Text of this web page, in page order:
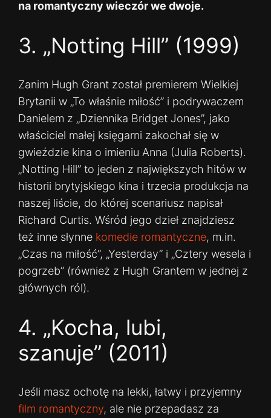
na romantyczny wieczór we dwoje.
3. „Notting Hill” (1999)
Zanim Hugh Grant został premierem Wielkiej
Brytanii w „To właśnie miłość” i podrywaczem
Danielem z „Dziennika Bridget Jones”, jako
właściciel małej księgarni zakochał się w
gwieździe kina o imieniu Anna (Julia Roberts).
„Notting Hill” to jeden z największych hitów w
historii brytyjskiego kina i trzecia produkcja na
naszej liście, do której scenariusz napisał
Richard Curtis. Wśród jego dzieł znajdziesz
też inne słynne komedie romantyczne, m.in.
„Czas na miłość”, „Yesterday” i „Cztery wesela i
pogrzeb” (również z Hugh Grantem w jednej z
głównych ról).
4. „Kocha, lubi,
szanuje” (2011)
Jeśli masz ochotę na lekki, łatwy i przyjemny
film romantyczny, ale nie przepadasz za